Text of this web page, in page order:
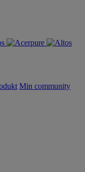
Min community